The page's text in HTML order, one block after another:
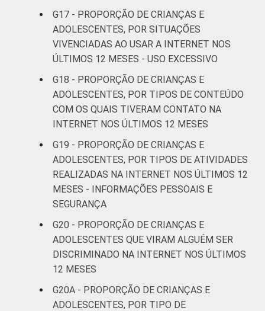
G17 - PROPORÇÃO DE CRIANÇAS E
ADOLESCENTES, POR SITUAÇÕES
VIVENCIADAS AO USAR A INTERNET NOS
ÚLTIMOS 12 MESES - USO EXCESSIVO
G18 - PROPORÇÃO DE CRIANÇAS E
ADOLESCENTES, POR TIPOS DE CONTEÚDO
COM OS QUAIS TIVERAM CONTATO NA
INTERNET NOS ÚLTIMOS 12 MESES
G19 - PROPORÇÃO DE CRIANÇAS E
ADOLESCENTES, POR TIPOS DE ATIVIDADES
REALIZADAS NA INTERNET NOS ÚLTIMOS 12
MESES - INFORMAÇÕES PESSOAIS E
SEGURANÇA
G20 - PROPORÇÃO DE CRIANÇAS E
ADOLESCENTES QUE VIRAM ALGUÉM SER
DISCRIMINADO NA INTERNET NOS ÚLTIMOS
12 MESES
G20A - PROPORÇÃO DE CRIANÇAS E
ADOLESCENTES, POR TIPO DE